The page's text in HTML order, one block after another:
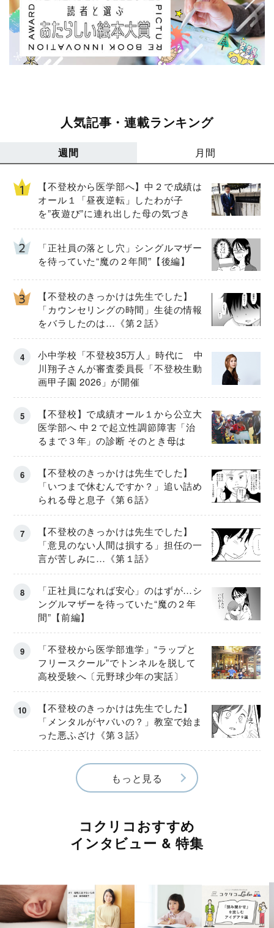
人気記事・連載ランキング
週間 月間
【不登校から医学部へ】中２で成績は
オール１「昼夜逆転」したわが子
を”夜遊び”に連れ出した母の気づき
「正社員の落とし穴」シングルマザー
を待っていた“魔の２年間”【後編】
【不登校のきっかけは先生でした】
「カウンセリングの時間」生徒の情報
をバラしたのは…《第２話》
小中学校「不登校35万人」時代に 中
川翔子さんが審査委員長「不登校生動
画甲子園 2026」が開催
【不登校】で成績オール１から公立大
医学部へ 中２で起立性調節障害「治
るまで３年」の診断 そのとき母は
【不登校のきっかけは先生でした】
「いつまで休むんですか？」追い詰め
られる母と息子《第６話》
【不登校のきっかけは先生でした】
「意見のない人間は損する」担任の一
言が苦しみに…《第１話》
「正社員になれば安心」のはずが…シ
ングルマザーを待っていた“魔の２年
間”【前編】
「不登校から医学部進学」“ラップと
フリースクール”でトンネルを脱して
高校受験へ〔元野球少年の実話〕
【不登校のきっかけは先生でした】
「メンタルがヤバいの？」教室で始ま
った悪ふざけ《第３話》
もっと見る
コクリコおすすめ
インタビュー & 特集